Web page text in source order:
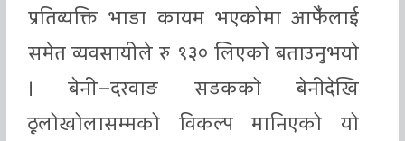
प्रतिव्यक्ति भाडा कायम भएकोमा आफैँलाई
समेत व्यवसायीले रु १३० लिएको बताउनुभयो
। बेनी–दरवाङ सडकको बेनीदेखि
ठूलोखोलासम्मको विकल्प मानिएको यो